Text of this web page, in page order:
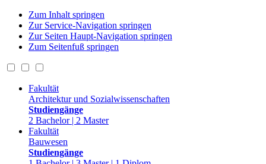
Zum Inhalt springen
Zur Service-Navigation springen
Zur Seiten Haupt-Navigation springen
Zum Seitenfuß springen
Fakultät
Architektur und Sozialwissenschaften
Studiengänge
2 Bachelor | 2 Master
Fakultät
Bauwesen
Studiengänge